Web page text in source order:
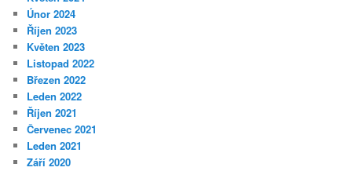
Únor 2024
Říjen 2023
Květen 2023
Listopad 2022
Březen 2022
Leden 2022
Říjen 2021
Červenec 2021
Leden 2021
Září 2020